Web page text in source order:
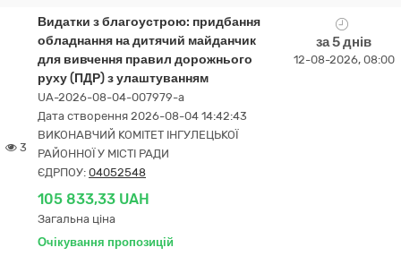
3
Видатки з благоустрою: придбання
обладнання на дитячий майданчик
для вивчення правил дорожнього
руху (ПДР) з улаштуванням
UA-2026-08-04-007979-a
Дата створення 2026-08-04 14:42:43
ВИКОНАВЧИЙ КОМІТЕТ ІНГУЛЕЦЬКОЇ
РАЙОННОЇ У МІСТІ РАДИ
ЄДРПОУ: 04052548
105 833,33 UAH
Загальна ціна
Очікування пропозицій
за 5 днів
12-08-2026, 08:00